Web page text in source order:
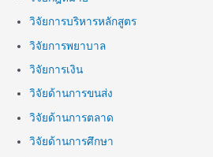
วิจัยการบริหารหลักสูตร
วิจัยการพยาบาล
วิจัยการเงิน
วิจัยด้านการขนส่ง
วิจัยด้านการตลาด
วิจัยด้านการศึกษา